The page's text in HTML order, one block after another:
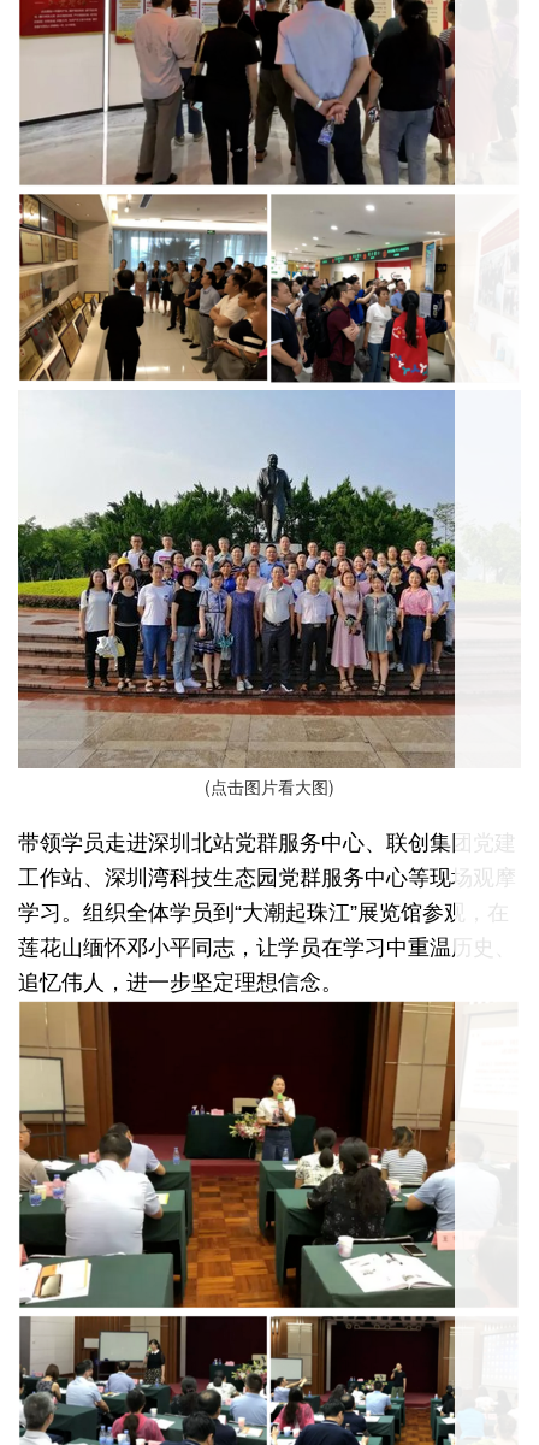
(点击图片看大图)
带领学员走进深圳北站党群服务中心、联创集团党建
工作站、深圳湾科技生态园党群服务中心等现场观摩
学习。组织全体学员到“大潮起珠江”展览馆参观，在
莲花山缅怀邓小平同志，让学员在学习中重温历史、
追忆伟人，进一步坚定理想信念。